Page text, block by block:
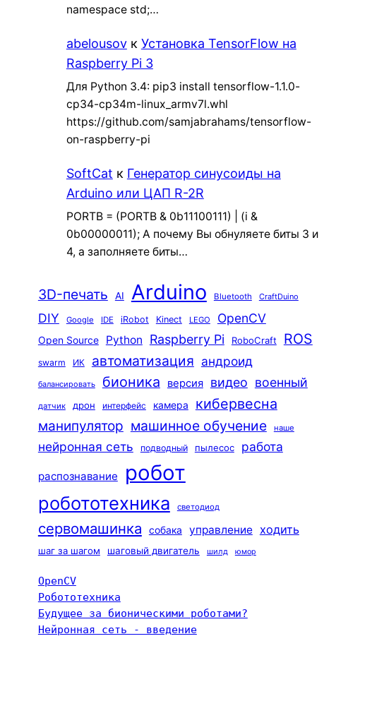
namespace std;…
abelousovк Установка TensorFlow на
Raspberry Pi 3
Для Python 3.4: pip3 install tensorflow-1.1.0-
cp34-cp34m-linux_armv7l.whl
https://github.com/samjabrahams/tensorflow-
on-raspberry-pi
SoftCat к Генератор синусоиды на
Arduino или ЦАП R-2R
PORTB = (PORTB & 0b11100111) | (i &
0b00000011); А почему Вы обнуляете биты 3 и
4, а заполняете биты…
3D-печать AI Arduino Bluetooth CraftDuino
DIY Google IDE iRobot Kinect LEGO OpenCV
Open Source Python Raspberry Pi RoboCraft ROS
swarm ИК автоматизация андроид
балансировать бионика версия видео военный
датчик дрон интерфейс камера кибервесна
манипулятор машинное обучение наше
нейронная сеть подводный пылесос работа
распознавание робот
робототехника светодиод
сервомашинка собака управление ходить
шаг за шагом шаговый двигатель шилд юмор
OpenCV
Робототехника
Будущее за бионическими роботами?
Нейронная сеть - введение